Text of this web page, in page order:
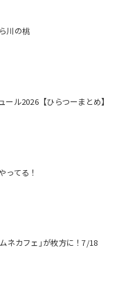
川の桃
ル2026【ひらつーまとめ】
ってる！
ネカフェ｣が枚方に！7/18